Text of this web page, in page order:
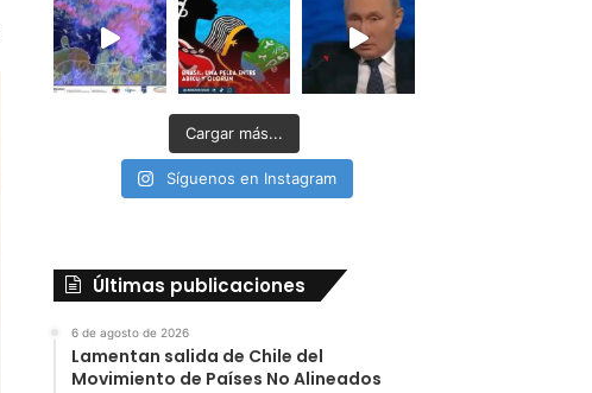
Cargar más...
Síguenos en Instagram
Últimas publicaciones
6 de agosto de 2026
Lamentan salida de Chile del
Movimiento de Países No Alineados